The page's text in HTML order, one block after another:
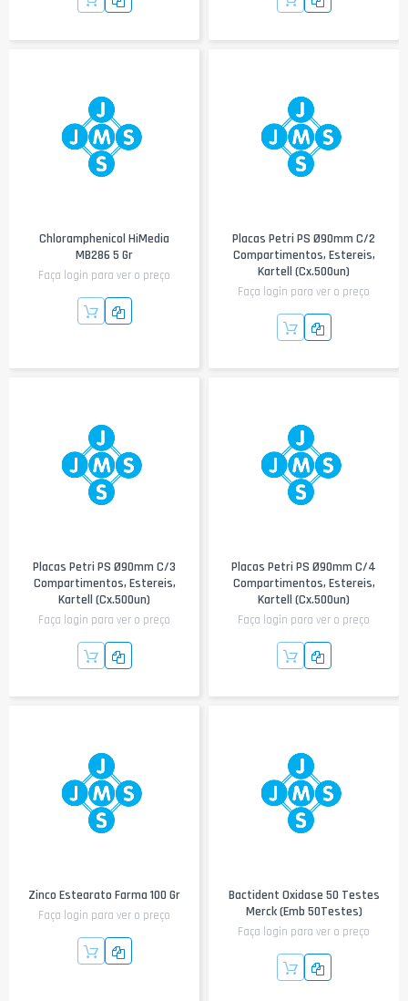
Chloramphenicol HiMedia
MB286 5 Gr
Faça login para ver o preço
Placas Petri PS Ø90mm C/2
Compartimentos, Estereis,
Kartell (cx.500un)
Faça login para ver o preço
Placas Petri PS Ø90mm C/3
Compartimentos, Estereis,
Kartell (cx.500un)
Faça login para ver o preço
Placas Petri PS Ø90mm C/4
Compartimentos, Estereis,
Kartell (cx.500un)
Faça login para ver o preço
Zinco Estearato Farma 100 Gr
Faça login para ver o preço
Bactident Oxidase 50 Testes
Merck (Emb 50Testes)
Faça login para ver o preço